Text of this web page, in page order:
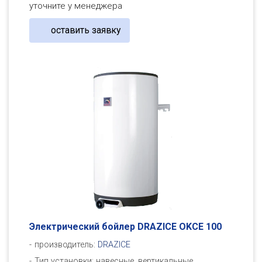
уточните у менеджера
оставить заявку
Электрический бойлер DRAZICE OKСE 100
производитель: DRAZICE